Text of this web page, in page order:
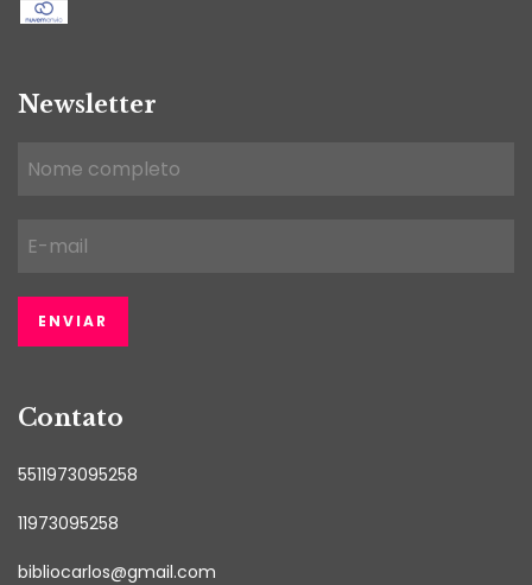
Newsletter
Contato
5511973095258
11973095258
bibliocarlos@gmail.com